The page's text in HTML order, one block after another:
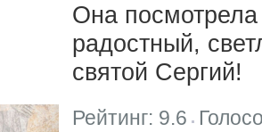
Она посмотрела
радостный,
святой Сергий!
Рейтинг: 9.6